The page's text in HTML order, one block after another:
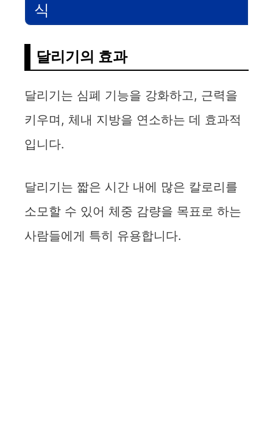
식
달리기의 효과
달리기는 심폐 기능을 강화하고, 근력을
키우며, 체내 지방을 연소하는 데 효과적
입니다.
달리기는 짧은 시간 내에 많은 칼로리를
소모할 수 있어 체중 감량을 목표로 하는
사람들에게 특히 유용합니다.